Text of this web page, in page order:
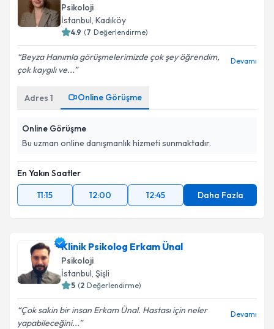
Psikoloji
İstanbul, Kadıköy
4.9 (7 Değerlendirme)
Beyza Hanımla görüşmelerimizde çok şey öğrendim,
çok kaygılı ve...
Devamı
Adres 1 Online Görüşme
Online Görüşme
Bu uzman online danışmanlık hizmeti sunmaktadır.
En Yakın Saatler
11:15
12:00 12:45 Daha Fazla
Klinik Psikolog Erkam Ünal
Psikoloji
İstanbul, Şişli
5 (2 Değerlendirme)
Çok sakin bir insan Erkam Ünal. Hastası için neler
yapabileceğini...
Devamı